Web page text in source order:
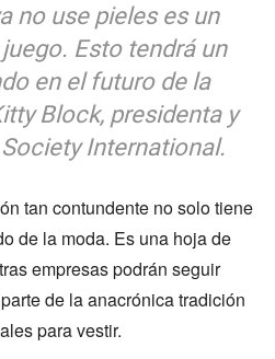
no use pieles es un
Esto tendrá un
en el futuro de la
Block, presidenta y
International.
tan contundente no solo tiene
de la moda. Es una hoja de
empresas podrán seguir
de la anacrónica tradición
para vestir.